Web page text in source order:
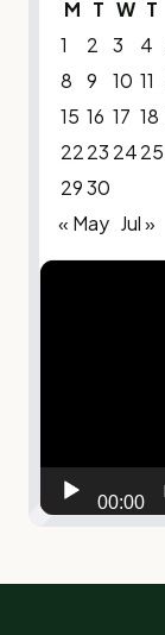
M T W T
1
2 3 4
8
9 10 11
15 16 17 18
2223 2425
2930
« May Jul »
Video
00:00